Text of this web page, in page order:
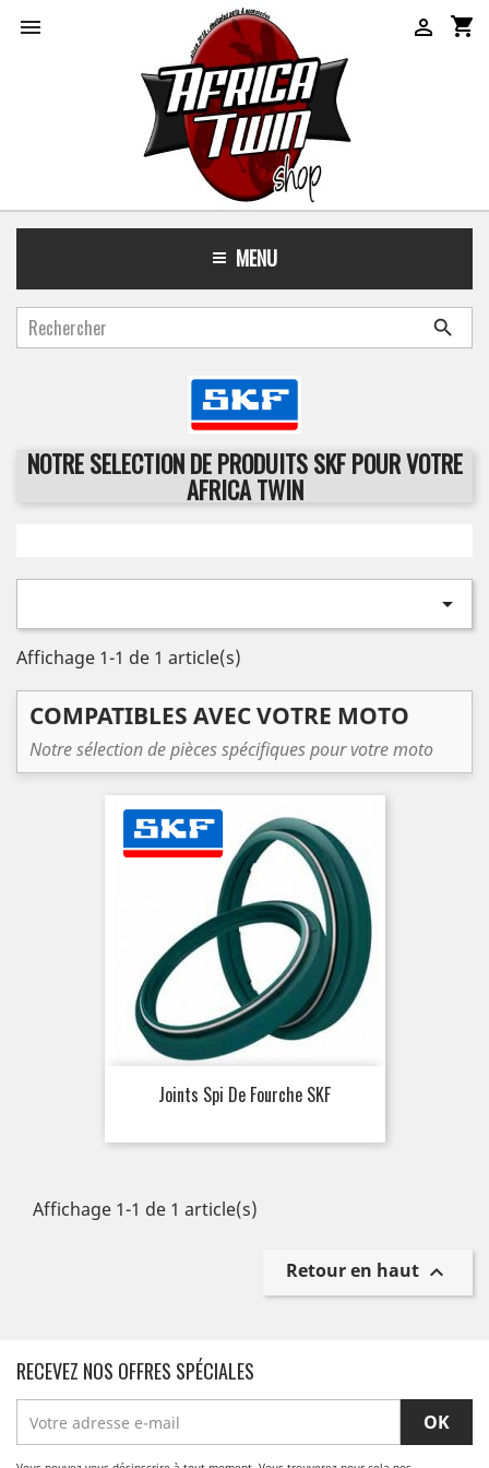
 shopping_cart

MENU

NOTRE SELECTION DE PRODUITS SKF POUR VOTRE
AFRICA TWIN

Affichage 1-1 de 1 article(s)
COMPATIBLES AVEC VOTRE MOTO
Notre sélection de pièces spécifiques pour votre moto
Joints Spi De Fourche SKF
Affichage 1-1 de 1 article(s)
Retour en haut 
RECEVEZ NOS OFFRES SPÉCIALES